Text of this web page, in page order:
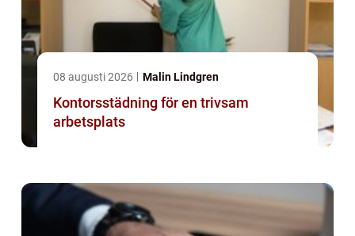
08 augusti 2026 Malin Lindgren
Kontorsstädning för en trivsam
arbetsplats